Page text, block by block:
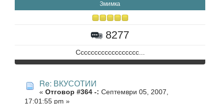
Змимка
8277
Сссссссссссссссссс...
Re: ВКУСОТИИ
« Отговор #364 -: Септември 05, 2007,
17:01:55 pm »